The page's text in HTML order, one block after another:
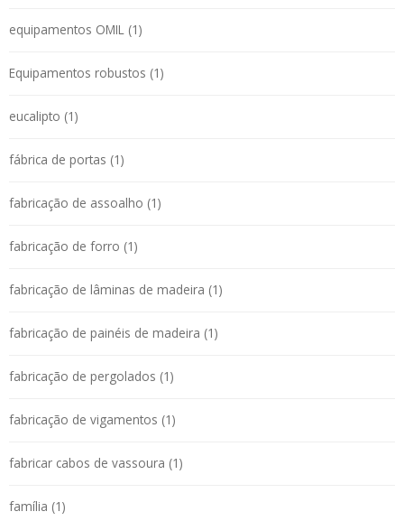
equipamentos OMIL (1)
Equipamentos robustos (1)
eucalipto (1)
fábrica de portas (1)
fabricação de assoalho (1)
fabricação de forro (1)
fabricação de lâminas de madeira (1)
fabricação de painéis de madeira (1)
fabricação de pergolados (1)
fabricação de vigamentos (1)
fabricar cabos de vassoura (1)
família (1)